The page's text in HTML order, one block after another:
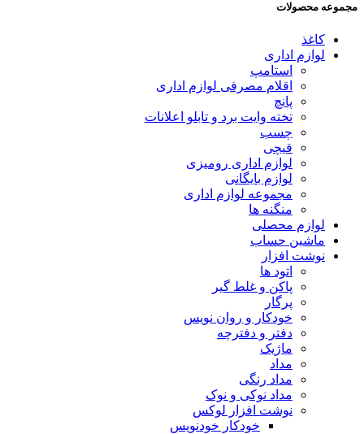
مجموعه محصولات
کاغذ
لوازم اداری
استامپ
اقلام مصرفی لوازم اداری
پانچ
تخته وایت برد و تابلو اعلانات
چسب
قیچی
لوازم اداری رومیزی
لوازم بایگانی
مجموعه لوازم اداری
منگنه ها
لوازم محصلی
ماشین حساب
نوشت افزار
اتود ها
پاکن و غلط گیر
پرگار
خودکار و روان نویس
دفتر و دفترچه
ماژیک
مداد
مداد رنگی
مداد نوکی و نوک
نوشت افزار لوکس
خودکار خودنویس